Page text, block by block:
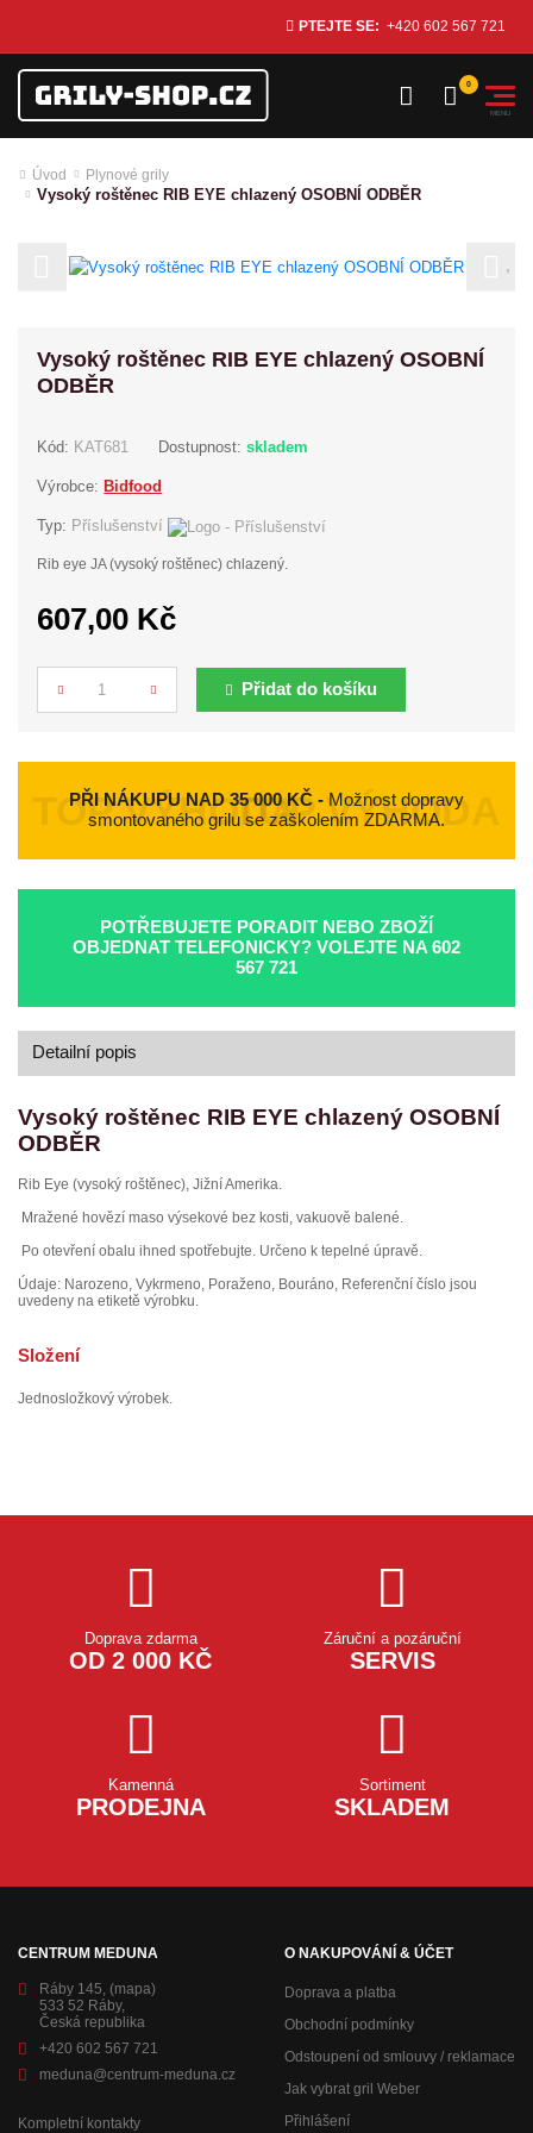
PTEJTE SE: +420 602 567 721
Úvod Plynové grily
Vysoký roštěnec RIB EYE chlazený OSOBNÍ ODBĚR
Previous Next
Vysoký roštěnec RIB EYE chlazený OSOBNÍ
ODBĚR
Kód: KAT681 Dostupnost: skladem
Výrobce: Bidfood
Typ: Příslušenství
Rib eye JA (vysoký roštěnec) chlazený.
607,00 Kč
Počet Přidat do košíku
PŘI NÁKUPU NAD 35 000 KČ - Možnost dopravy
smontovaného grilu se zaškolením ZDARMA.
POTŘEBUJETE PORADIT NEBO ZBOŽÍ
OBJEDNAT TELEFONICKY? VOLEJTE NA 602
567 721
Detailní popis
Vysoký roštěnec RIB EYE chlazený OSOBNÍ
ODBĚR
Rib Eye (vysoký roštěnec), Jižní Amerika.
Mražené hovězí maso výsekové bez kosti, vakuově balené.
Po otevření obalu ihned spotřebujte. Určeno k tepelné úpravě.
Údaje: Narozeno, Vykrmeno, Poraženo, Bouráno, Referenční číslo jsou
uvedeny na etiketě výrobku.
Složení
Jednosložkový výrobek.
Doprava zdarma
OD 2 000 KČ
Záruční a pozáruční
SERVIS
Kamenná
PRODEJNA
Sortiment
SKLADEM
CENTRUM MEDUNA
Ráby 145, (mapa)
533 52 Ráby,
Česká republika
+420 602 567 721
meduna@centrum-meduna.cz
Kompletní kontakty
O NAKUPOVÁNÍ & ÚČET
Doprava a platba
Obchodní podmínky
Odstoupení od smlouvy / reklamace
Jak vybrat gril Weber
Přihlášení